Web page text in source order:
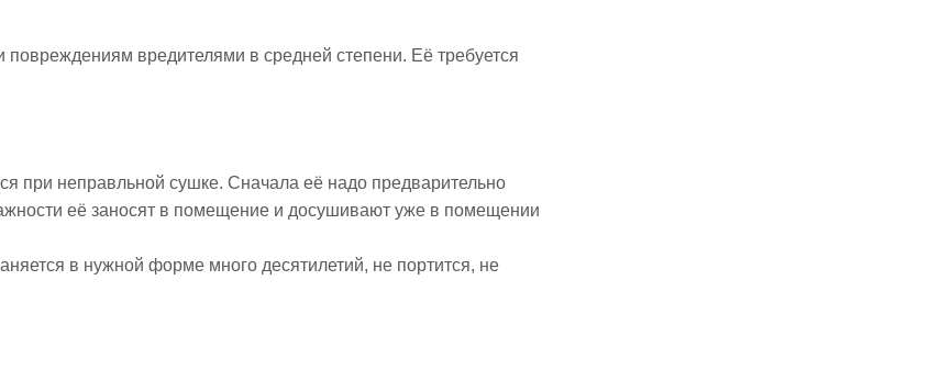
вредителями в средней степени. Её требуется
при неправльной сушке. Сначала её надо предварительно
её заносят в помещение и досушивают уже в помещении
в нужной форме много десятилетий, не портится, не